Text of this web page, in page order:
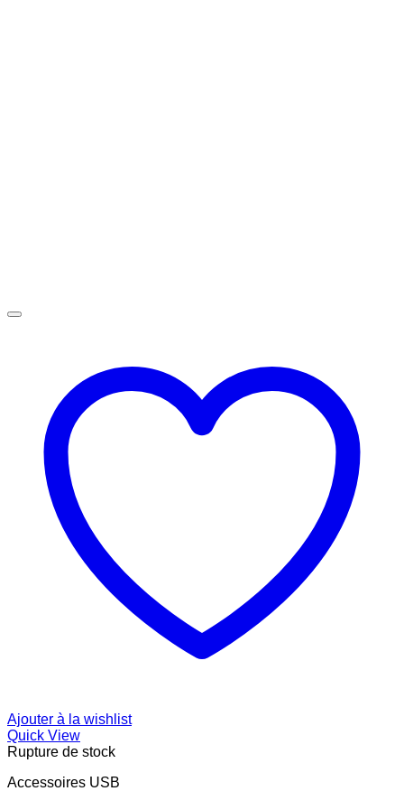
Ajouter à la wishlist
Quick View
Rupture de stock
Accessoires USB